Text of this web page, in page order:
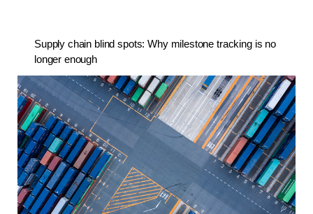
Supply chain blind spots: Why milestone tracking is no
longer enough